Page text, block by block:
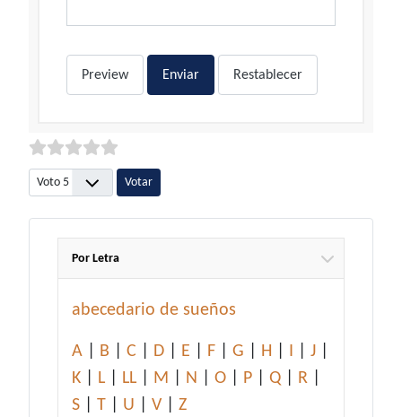
Preview Enviar Restablecer
Por favor, vote
Por Letra
abecedario de sueños
A B C D E F G H I J
K
L LL M N O P Q R
S
T U V Z